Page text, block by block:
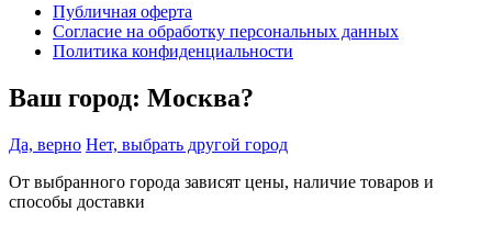
Публичная оферта
Согласие на обработку персональных данных
Политика конфиденциальности
Ваш город: Москва?
Да, верно Нет, выбрать другой город
От выбранного города зависят цены, наличие товаров и
способы доставки